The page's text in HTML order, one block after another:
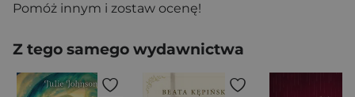
Pomóż innym i zostaw ocenę!
Z tego samego wydawnictwa